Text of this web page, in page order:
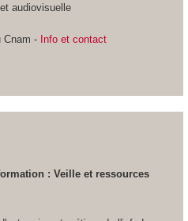
audiovisuelle
Cnam -Info et contact
: Veille et ressources